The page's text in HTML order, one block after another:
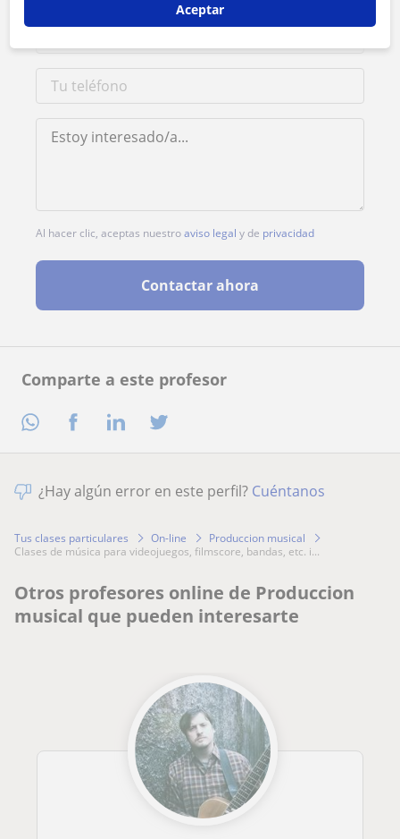
Comparte a este profesor
Al hacer clic, aceptas nuestroaviso legal y de privacidad
Contactar ahora
¿Hay algún error en este perfil? Cuéntanos
Tus clases particulares On-line
Produccion musical
clases de música para videojuegos, filmscore, bandas, etc. i...
Otros profesores online de Produccion
musical que pueden interesarte
Aceptar